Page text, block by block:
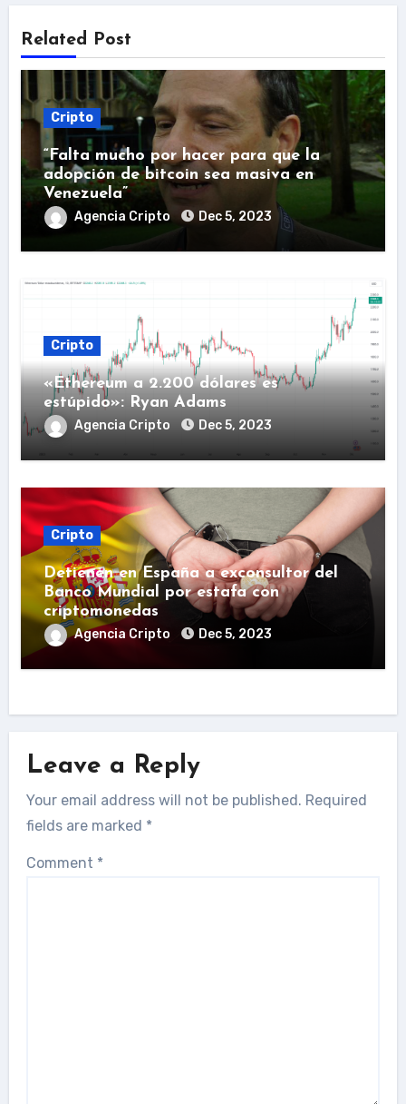
Related Post
Cripto
“Falta mucho por hacer para que la
adopción de bitcoin sea masiva en
Venezuela”
Agencia Cripto Dec 5, 2023
Cripto
«Ethereum a 2.200 dólares es
estúpido»: Ryan Adams
Agencia Cripto Dec 5, 2023
Cripto
Detienen en España a exconsultor del
Banco Mundial por estafa con
criptomonedas
Agencia Cripto Dec 5, 2023
Leave a Reply
Your email address will not be published. Required
fields are marked *
Comment *